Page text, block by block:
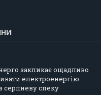
закликає ощадливо
електроенергію
серпневу спеку